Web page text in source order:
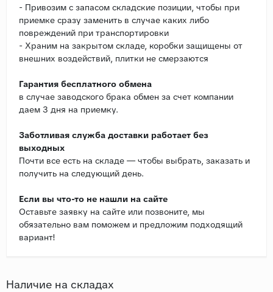
- Привозим с запасом складские позиции, чтобы при
приемке сразу заменить в случае каких либо
повреждений при транспортировки
- Храним на закрытом складе, коробки защищены от
внешних воздействий, плитки не смерзаются
Гарантия бесплатного обмена
в случае заводского брака обмен за счет компании
даем 3 дня на приемку.
Заботливая служба доставки работает без
выходных
Почти все есть на складе — чтобы выбрать, заказать и
получить на следующий день.
Если вы что-то не нашли на сайте
Оставьте заявку на сайте или позвоните, мы
обязательно вам поможем и предложим подходящий
вариант!
Наличие на складах